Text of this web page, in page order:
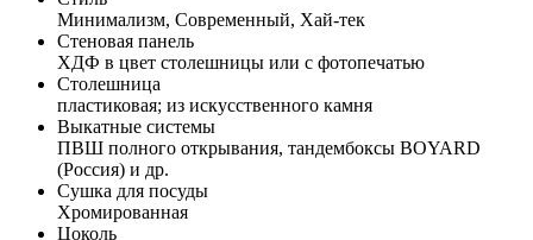
Минимализм, Современный, Хай-тек
Стеновая панель
ХДФ в цвет столешницы или с фотопечатью
Столешница
пластиковая; из искусственного камня
Выкатные системы
ПВШ полного открывания, тандембоксы BOYARD
(Россия) и др.
Сушка для посуды
Хромированная
Цоколь